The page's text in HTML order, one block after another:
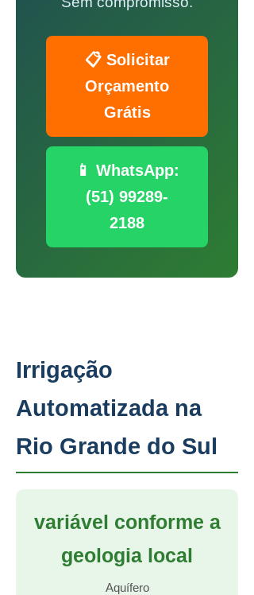
📋 Solicitar
Orçamento
Grátis
📱 WhatsApp:
(51) 99289-
2188
Irrigação
Automatizada na
Rio Grande do Sul
variável conforme a
geologia local
Aquífero